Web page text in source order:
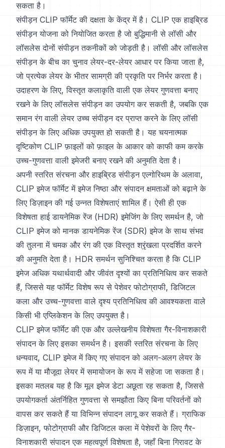
सकता है।
संपीड़न CLIP फॉर्मेट की दक्षता के केंद्र में है। CLIP एक हाइब्रिड
संपीड़न योजना को नियोजित करता है जो बुद्धिमानी से लॉसी और
लॉसलेस दोनों संपीड़न तकनीकों को जोड़ती है। लॉसी और लॉसलेस
संपीड़न के बीच का चुनाव लेयर-दर-लेयर आधार पर किया जाता है,
जो प्रत्येक लेयर के भीतर सामग्री की प्रकृति पर निर्भर करता है।
उदाहरण के लिए, विस्तृत कलाकृति वाली एक लेयर गुणवत्ता बनाए
रखने के लिए लॉसलेस संपीड़न का उपयोग कर सकती है, जबकि एक
समान रंग वाली लेयर उच्च संपीड़न दर प्राप्त करने के लिए लॉसी
संपीड़न के लिए अधिक उपयुक्त हो सकती है। यह चयनात्मक
दृष्टिकोण CLIP फ़ाइलों को फ़ाइल के आकार को काफी कम करके
उच्च-गुणवत्ता वाली इमेजरी बनाए रखने की अनुमति देता है।
अपनी स्तरित संरचना और हाइब्रिड संपीड़न एल्गोरिथम के अलावा,
CLIP इमेज फॉर्मेट में इमेज निष्ठा और संपादन क्षमताओं को बढ़ाने के
लिए डिज़ाइन की गई उन्नत विशेषताएं शामिल हैं। ऐसी ही एक
विशेषता हाई डायनेमिक रेंज (HDR) इमेजिंग के लिए समर्थन है, जो
CLIP इमेज को मानक डायनेमिक रेंज (SDR) इमेज के साथ संभव
की तुलना में चमक और रंग की एक विस्तृत श्रृंखला प्रदर्शित करने
की अनुमति देता है। HDR समर्थन सुनिश्चित करता है कि CLIP
इमेज अधिक यथार्थवादी और जीवंत दृश्यों का प्रतिनिधित्व कर सकते
हैं, जिससे यह फॉर्मेट विशेष रूप से पेशेवर फोटोग्राफी, डिजिटल
कला और उच्च-गुणवत्ता वाले दृश्य प्रतिनिधित्व की आवश्यकता वाले
किसी भी एप्लिकेशन के लिए उपयुक्त है।
CLIP इमेज फॉर्मेट की एक और उल्लेखनीय विशेषता गैर-विनाशकारी
संपादन के लिए इसका समर्थन है। इसकी स्तरित संरचना के लिए
धन्यवाद, CLIP इमेज में किए गए संपादन को अलग-अलग लेयर के
रूप में या मौजूदा लेयर में समायोजन के रूप में सहेजा जा सकता है।
इसका मतलब यह है कि मूल इमेज डेटा अछूता रह सकता है, जिससे
उपयोगकर्ता अंतर्निहित गुणवत्ता से समझौता किए बिना परिवर्तनों को
वापस कर सकते हैं या विभिन्न संपादन लागू कर सकते हैं। ग्राफिक
डिज़ाइन, फोटोग्राफी और डिजिटल कला में पेशेवरों के लिए गैर-
विनाशकारी संपादन एक महत्वपूर्ण विशेषता है, जहाँ बिना गिरावट के